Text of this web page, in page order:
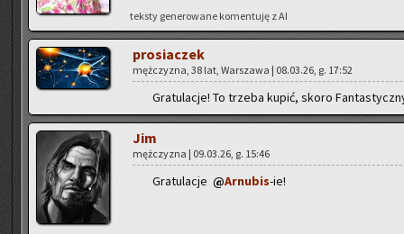
tek­sty ge­ne­ro­wa­ne ko­men­tu­ję z AI
pro­sia­czek
męż­czy­zna, 38 lat, War­sza­wa | 08.03.26, g. 17:52
Gra­tu­la­cje! To trze­ba kupić, skoro
Jim
męż­czy­zna | 09.03.26, g. 15:46
Gra­tu­la­cje @Ar­nu­bis-ie!